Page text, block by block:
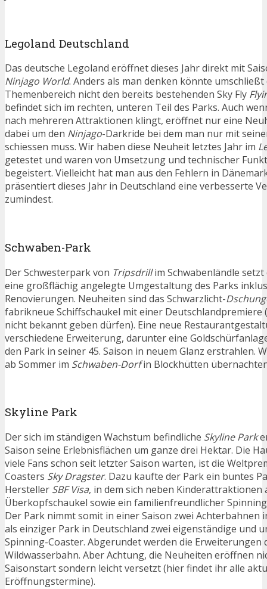
Legoland Deutschland
Das deutsche Legoland eröffnet dieses Jahr direkt mit
Ninjago World. Anders als man denken könnte umschließt
Themenbereich nicht den bereits bestehenden Sky Fly
befindet sich im rechten, unteren Teil des Parks. Auch
nach mehreren Attraktionen klingt, eröffnet nur eine
dabei um den Ninjago-Darkride bei dem man nur mit
schiessen muss. Wir haben diese Neuheit letztes Jahr im
getestet und waren von Umsetzung und technischer
begeistert. Vielleicht hat man aus den Fehlern in
präsentiert dieses Jahr in Deutschland eine verbesserte
zumindest.
Schwaben-Park
Der Schwesterpark von Tripsdrillim Schwabenländle setzt
eine großflächig angelegte Umgestaltung des Parks
Renovierungen. Neuheiten sind das Schwarzlicht-
fabrikneue Schiffschaukel mit einer Deutschlandpremiere
nicht bekannt geben dürfen). Eine neue
verschiedene Erweiterung, darunter eine
den Park in seiner 45. Saison in neuem Glanz erstrahlen.
ab Sommer im Schwaben-Dorfin Blockhütten
Skyline Park
Der sich im ständigen Wachstum befindliche Skyline Park
Saison seine Erlebnisflächen um ganze drei Hektar. Die
viele Fans schon seit letzter Saison warten, ist die
Coasters Sky Dragster. Dazu kaufte der Park ein buntes
Hersteller SBF Visa, in dem sich neben Kinderattraktionen
Überkopfschaukel sowie ein familienfreundlicher
Der Park nimmt somit in einer Saison zwei Achterbahnen
als einziger Park in Deutschland zwei eigenständige und
Spinning-Coaster. Abgerundet werden die Erweiterungen
Wildwasserbahn. Aber Achtung, die Neuheiten eröffnen
Saisonstart sondern leicht versetzt (hier findet ihr alle
Eröffnungstermine).